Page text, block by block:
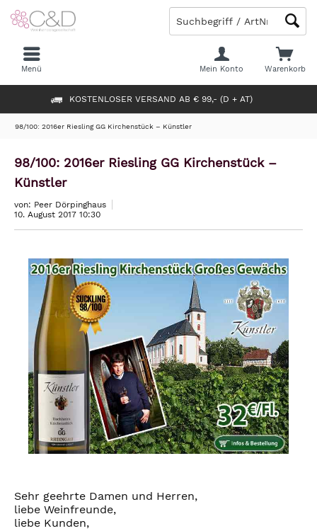
KOSTENLOSER VERSAND AB € 99,- (D + AT)
Warenkorb
Mein Konto
Menü
98/100: 2016er Riesling GG Kirchenstück – Künstler
98/100: 2016er Riesling GG Kirchenstück –
Künstler
von: Peer Dörpinghaus
10. August 2017 10:30
Sehr geehrte Damen und Herren,
liebe Weinfreunde,
liebe Kunden,